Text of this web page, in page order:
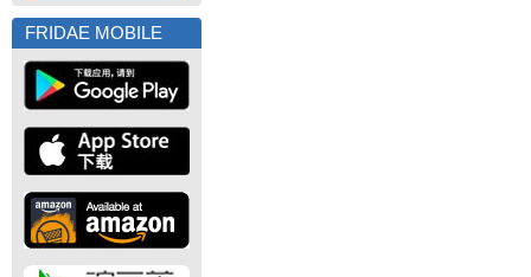
FRIDAE MOBILE